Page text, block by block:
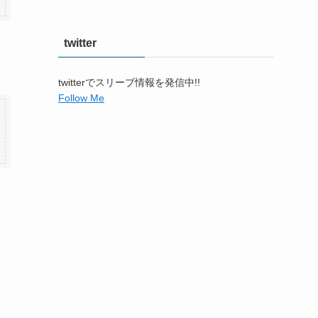
twitter
twitterでスリーブ情報を発信中!!
Follow Me